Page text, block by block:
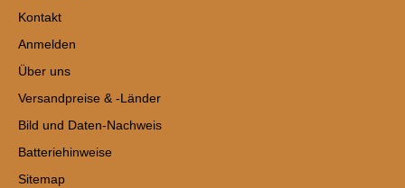
Kontakt
Anmelden
Über uns
Versandpreise & -Länder
Bild und Daten-Nachweis
Batteriehinweise
Sitemap